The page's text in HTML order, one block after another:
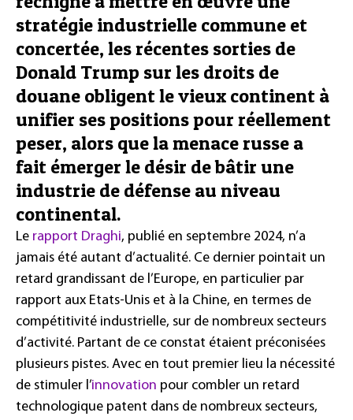
stratégie industrielle commune et
concertée, les récentes sorties de
Donald Trump sur les droits de
douane obligent le vieux continent à
unifier ses positions pour réellement
peser, alors que la menace russe a
fait émerger le désir de bâtir une
industrie de défense au niveau
continental.
Le rapport Draghi, publié en septembre 2024, n’a
jamais été autant d’actualité. Ce dernier pointait un
retard grandissant de l’Europe, en particulier par
rapport aux Etats-Unis et à la Chine, en termes de
compétitivité industrielle, sur de nombreux secteurs
d’activité. Partant de ce constat étaient préconisées
plusieurs pistes. Avec en tout premier lieu la nécessité
de stimuler l’innovation pour combler un retard
technologique patent dans de nombreux secteurs,